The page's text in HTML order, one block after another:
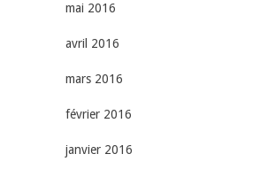
mai 2016
avril 2016
mars 2016
février 2016
janvier 2016